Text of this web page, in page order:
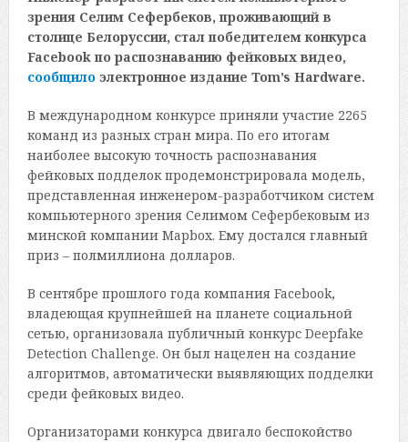
зрения Селим Сефербеков, проживающий в
столице Белоруссии, стал победителем конкурса
Facebook по распознаванию фейковых видео,
сообщилоэлектронное издание Tom’s Hardware.
В международном конкурсе приняли участие 2265
команд из разных стран мира. По его итогам
наиболее высокую точность распознавания
фейковых подделок продемонстрировала модель,
представленная инженером-разработчиком систем
компьютерного зрения Селимом Сефербековым из
минской компании Mapbox. Ему достался главный
приз – полмиллиона долларов.
В сентябре прошлого года компания Facebook,
владеющая крупнейшей на планете социальной
сетью, организовала публичный конкурс Deepfake
Detection Challenge. Он был нацелен на создание
алгоритмов, автоматически выявляющих подделки
среди фейковых видео.
Организаторами конкурса двигало беспокойство